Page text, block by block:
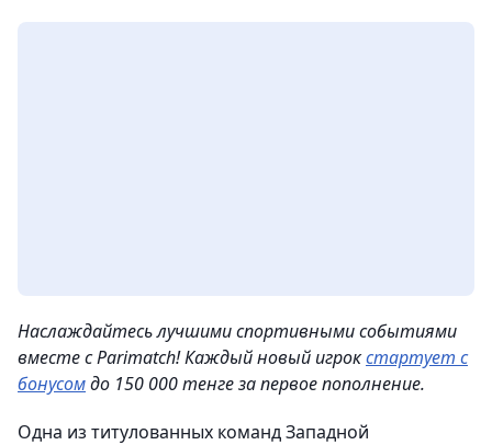
Наслаждайтесь лучшими спортивными событиями
вместе с Parimatch! Каждый новый игрокстартует с
бонусомдо 150 000 тенге за первое пополнение.
Одна из титулованных команд Западной